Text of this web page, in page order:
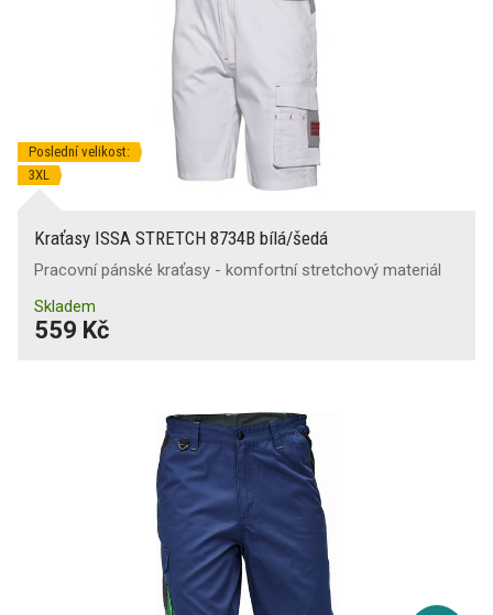
Poslední velikost:
3XL
Kraťasy ISSA STRETCH 8734B bílá/šedá
Pracovní pánské kraťasy - komfortní stretchový materiál
Skladem
559 Kč